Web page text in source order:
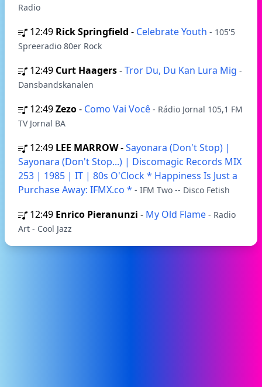
Radio
12:49 Rick Springfield - Celebrate Youth - 105'5
Spreeradio 80er Rock
12:49 Curt Haagers-Tror Du, Du Kan Lura Mig -
Dansbandskanalen
12:49Zezo- Como Vai Você - Rádio Jornal 105,1 FM
TV Jornal BA
12:49 LEE MARROW-Sayonara (Don't Stop) |
Sayonara (Don't Stop...) | Discomagic Records MIX
253 | 1985 | IT | 80s O'Clock * Happiness Is Just a
Purchase Away: IFMX.co * - IFM Two -- Disco Fetish
12:49 Enrico Pieranunzi - My Old Flame - Radio
Art - Cool Jazz